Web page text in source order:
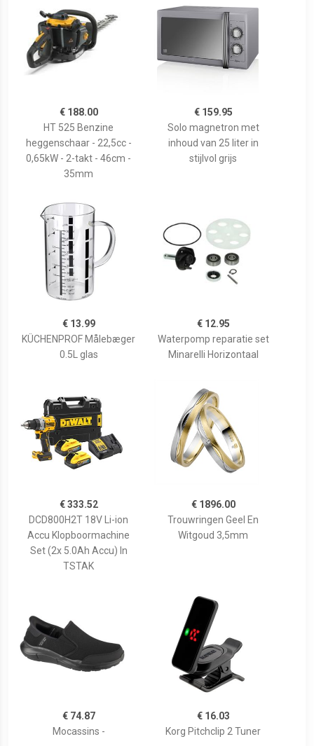
€ 188.00
HT 525 Benzine
heggenschaar - 22,5cc -
0,65kW - 2-takt - 46cm -
35mm
€ 159.95
Solo magnetron met
inhoud van 25 liter in
stijlvol grijs
€ 13.99
KÜCHENPROF Målebæger
0.5L glas
€ 12.95
Waterpomp reparatie set
Minarelli Horizontaal
€ 333.52
DCD800H2T 18V Li-ion
Accu Klopboormachine
Set (2x 5.0Ah Accu) In
TSTAK
€ 1896.00
Trouwringen Geel En
Witgoud 3,5mm
€ 74.87
Mocassins -
€ 16.03
Korg Pitchclip 2 Tuner